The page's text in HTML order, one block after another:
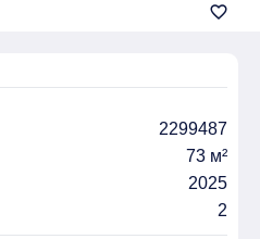
favorite_border
2299487
73 м²
2025
2